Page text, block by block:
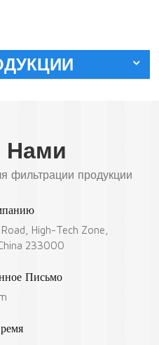
Нами
фильтрации продукции
High-Tech Zone,
233000
Письмо